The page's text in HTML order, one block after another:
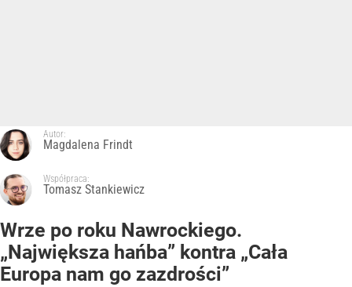
Autor:
Magdalena Frindt
Współpraca:
Tomasz Stankiewicz
Wrze po roku Nawrockiego.
„Największa hańba” kontra „Cała
Europa nam go zazdrości”